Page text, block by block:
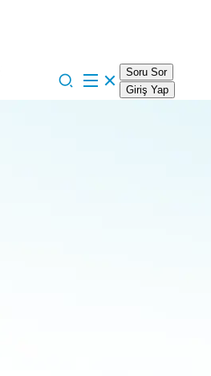
Soru Sor
Giriş Yap